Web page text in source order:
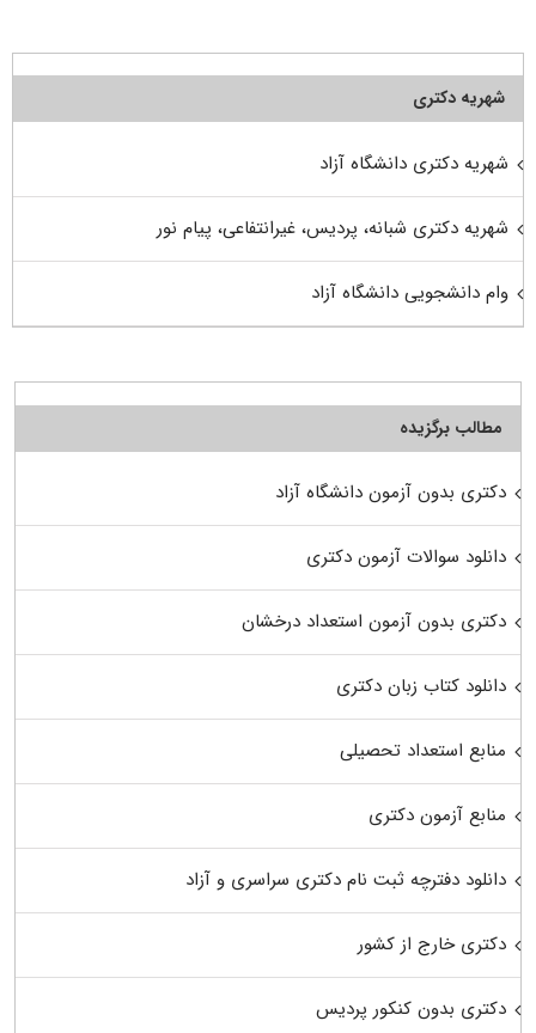
شهریه دکتری
شهریه دکتری دانشگاه آزاد
شهریه دکتری شبانه، پردیس، غیرانتفاعی، پیام نور
وام دانشجویی دانشگاه آزاد
مطالب برگزیده
دکتری بدون آزمون دانشگاه آزاد
دانلود سوالات آزمون دکتری
دکتری بدون آزمون استعداد درخشان
دانلود کتاب زبان دکتری
منابع استعداد تحصیلی
منابع آزمون دکتری
دانلود دفترچه ثبت نام دکتری سراسری و آزاد
دکتری خارج از کشور
دکتری بدون کنکور پردیس